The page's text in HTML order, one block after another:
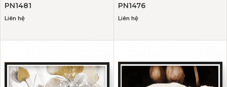
PN1481
Liên hệ
PN1476
Liên hệ